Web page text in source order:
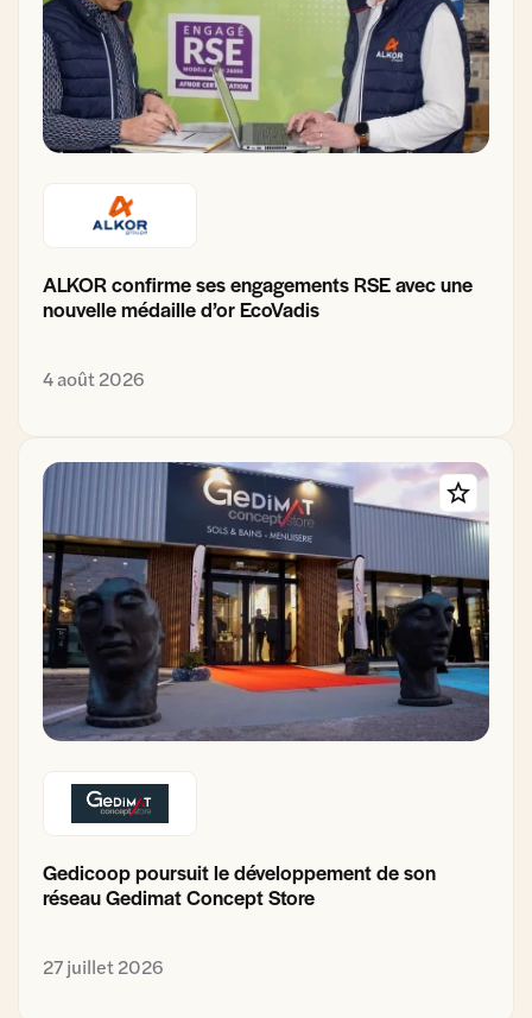
ALKOR confirme ses engagements RSE avec une
nouvelle médaille d’or EcoVadis
4 août 2026
Gedicoop poursuit le développement de son
réseau Gedimat Concept Store
27 juillet 2026